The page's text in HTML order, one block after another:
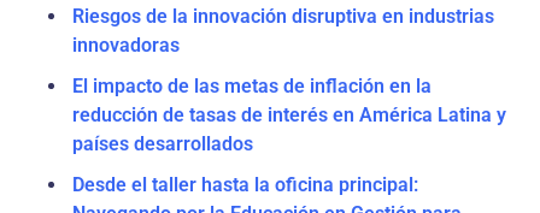
Riesgos de la innovación disruptiva en industrias
innovadoras
El impacto de las metas de inflación en la
reducción de tasas de interés en América Latina y
países desarrollados
Desde el taller hasta la oficina principal: